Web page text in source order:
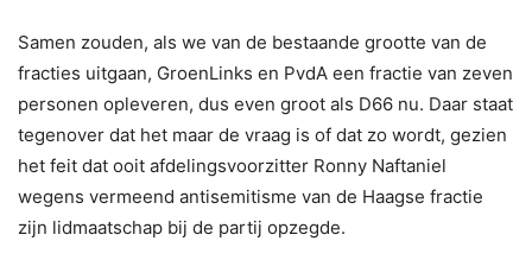
Samen zouden, als we van de bestaande grootte van de
fracties uitgaan, GroenLinks en PvdA een fractie van zeven
personen opleveren, dus even groot als D66 nu. Daar staat
tegenover dat het maar de vraag is of dat zo wordt, gezien
het feit dat ooit afdelingsvoorzitter Ronny Naftaniel
wegens vermeend antisemitisme van de Haagse fractie
zijn lidmaatschap bij de partij opzegde.